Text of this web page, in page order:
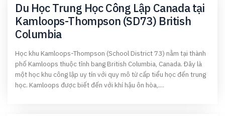
Du Học Trung Học Công Lập Canada tại
Kamloops-Thompson (SD73) British
Columbia
Học khu Kamloops-Thompson (School District 73) nằm tại thành
phố Kamloops thuộc tỉnh bang British Columbia, Canada. Đây là
một học khu công lập uy tín với quy mô từ cấp tiểu học đến trung
học. Kamloops được biết đến với khí hậu ôn hòa,....